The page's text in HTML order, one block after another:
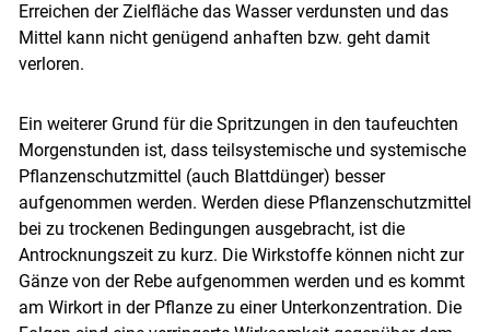
Erreichen der Zielfläche das Wasser verdunsten und das
Mittel kann nicht genügend anhaften bzw. geht damit
verloren.
Ein weiterer Grund für die Spritzungen in den taufeuchten
Morgenstunden ist, dass teilsystemische und systemische
Pflanzenschutzmittel (auch Blattdünger) besser
aufgenommen werden. Werden diese Pflanzenschutzmittel
bei zu trockenen Bedingungen ausgebracht, ist die
Antrocknungszeit zu kurz. Die Wirkstoffe können nicht zur
Gänze von der Rebe aufgenommen werden und es kommt
am Wirkort in der Pflanze zu einer Unterkonzentration. Die